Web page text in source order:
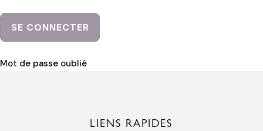
Mot de passe oublié
LIENS RAPIDES